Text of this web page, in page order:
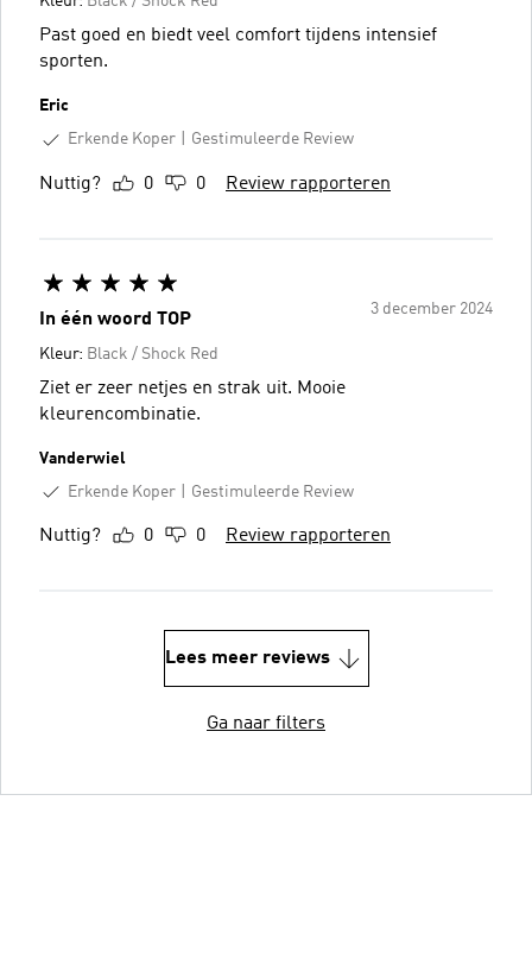
Past goed en biedt veel comfort tijdens intensief
sporten.
Eric
Erkende Koper
Gestimuleerde Review
Nuttig? 0 0 Review rapporteren
3 december 2024
In één woord TOP
Kleur: Black / Shock Red
Ziet er zeer netjes en strak uit. Mooie
kleurencombinatie.
Vanderwiel
Erkende Koper
Gestimuleerde Review
Nuttig? 0 0 Review rapporteren
Lees meer reviews
Ga naar filters